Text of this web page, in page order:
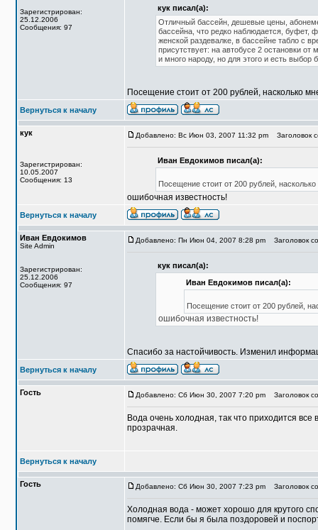
Зарегистрирован:
25.12.2006
Сообщения: 97
кук писал(а):
Отличный бассейн, дешевые цены,
бассейна, что редко наблюдается, буфет,
женской раздевалке, в бассейне табло с
присутствует: на автобусе 2 остановки
и много народу, но для этого и есть
Посещение стоит от 200 рублей, насколько
Вернуться к началу
кук
Зарегистрирован:
10.05.2007
Сообщения: 13
Добавлено: Вс Июн 03, 2007 11:32 pm Заголовок
Иван Евдокимов писал(а):
Посещение стоит от 200 рублей,
ошибочная известность!
Вернуться к началу
Иван Евдокимов
Site Admin
Зарегистрирован:
25.12.2006
Сообщения: 97
Добавлено: Пн Июн 04, 2007 8:28 pm Заголовок
кук писал(а):
Иван Евдокимов писал(а):
Посещение стоит от 200 рублей,
ошибочная известность!
Спасибо за настойчивость. Изменил
Вернуться к началу
Гость Добавлено: Сб Июн 30, 2007 7:20 pm Заголовок
Вода очень холодная, так что приходится все
прозрачная.
Вернуться к началу
Гость Добавлено: Сб Июн 30, 2007 7:23 pm Заголовок
Холодная вода - может хорошо для крутого
помягче. Если бы я была поздоровей и